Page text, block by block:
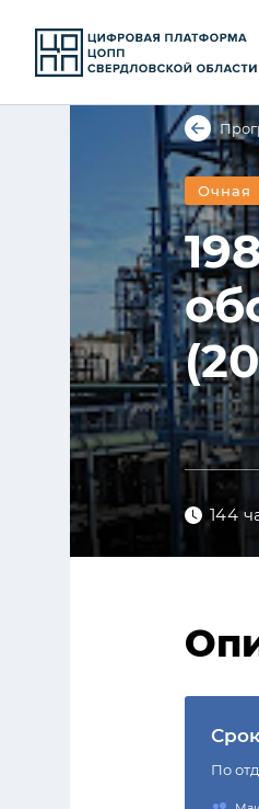
Очная
144
По